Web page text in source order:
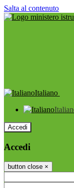
Salta al contenuto
Italiano
Accedi
Accedi
button close ×